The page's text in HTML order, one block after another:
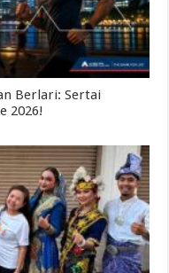
Berlari: Sertai
2026!